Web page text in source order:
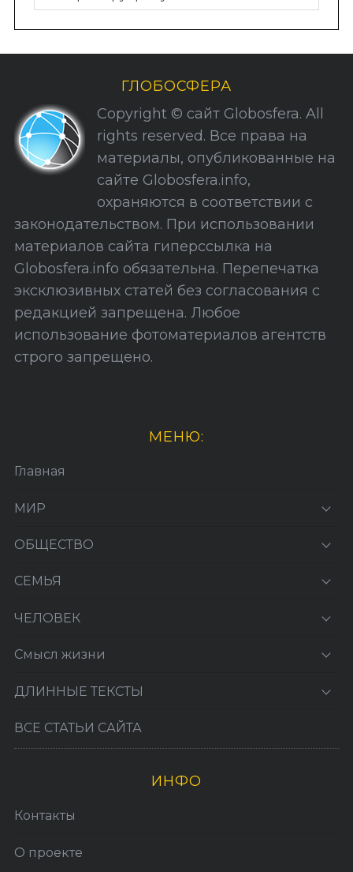
у
б
р
и
С
а
а
ГЛОБОСФЕРА
Copyright © сайт Globosfera. All
rights reserved. Все права на
материалы, опубликованные на
сайте Globosfera.info,
охраняются в соответствии с
законодательством. При использовании
материалов сайта гиперссылка на
Globosfera.info обязательна. Перепечатка
эксклюзивных статей без согласования с
редакцией запрещена. Любое
использование фотоматериалов агентств
строго запрещено.
МЕНЮ:
Главная
МИР
ОБЩЕСТВО
СЕМЬЯ
ЧЕЛОВЕК
Смысл жизни
ДЛИННЫЕ ТЕКСТЫ
ВСЕ СТАТЬИ САЙТА
ИНФО
Контакты
О проекте